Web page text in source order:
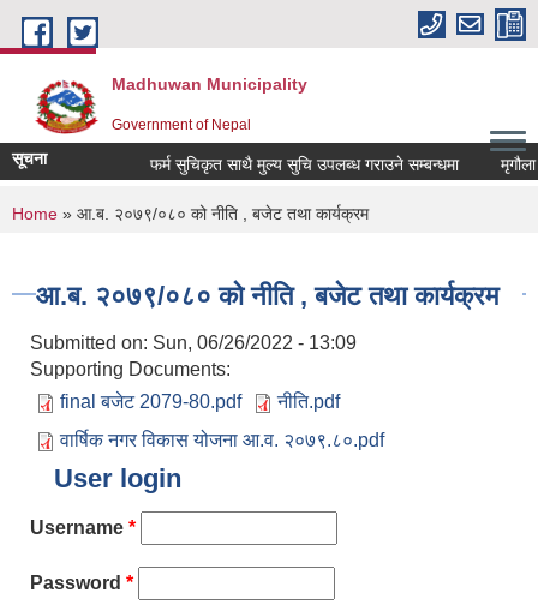
Skip to main content
Madhuwan Municipality
Government of Nepal
सूचना फर्म सुचिकृत साथै मुल्य सुचि उपलब्ध गराउने सम्बन्धमा मृगौला
You are here
Home » आ.ब. २०७९/०८० को नीति , बजेट तथा कार्यक्रम
आ.ब. २०७९/०८० को नीति , बजेट तथा कार्यक्रम
Submitted on: Sun, 06/26/2022 - 13:09
Supporting Documents:
final बजेट 2079-80.pdf
नीति.pdf
वार्षिक नगर विकास योजना आ.व. २०७९.८०.pdf
User login
Username *
Password *